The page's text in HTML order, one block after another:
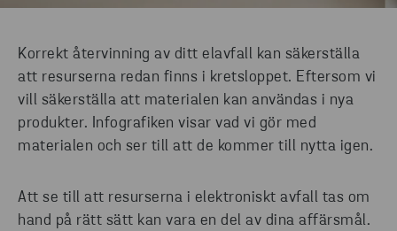
Korrekt återvinning av ditt elavfall kan säkerställa
att resurserna redan finns i kretsloppet. Eftersom vi
vill säkerställa att materialen kan användas i nya
produkter. Infografiken visar vad vi gör med
materialen och ser till att de kommer till nytta igen.
Att se till att resurserna i elektroniskt avfall tas om
hand på rätt sätt kan vara en del av dina affärsmål.